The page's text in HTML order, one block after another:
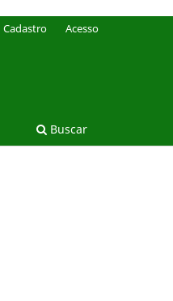
Buscar
Cadastro Acesso